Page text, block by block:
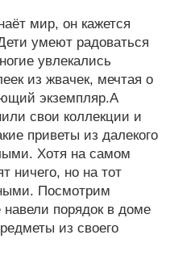
мир, он кажется
умеют радоваться
увлекались
из жвачек, мечтая о
экземпляр.А
свои коллекции и
приветы из далекого
Хотя на самом
ничего, но на тот
Посмотрим
порядок в доме
из своего